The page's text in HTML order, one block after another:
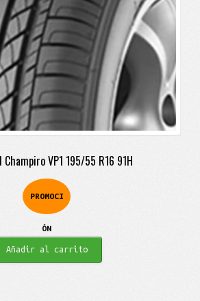
Champiro VP1 195/55 R16 91H
PROMOCI
ÓN
Añadir al carrito